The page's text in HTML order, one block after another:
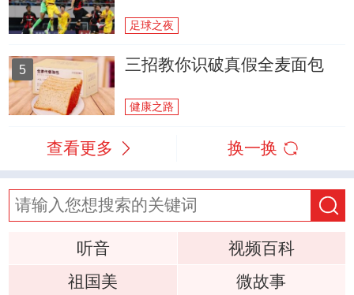
足球之夜
5 三招教你识破真假全麦面包
健康之路
查看更多 换一换
听音
视频百科
祖国美
微故事